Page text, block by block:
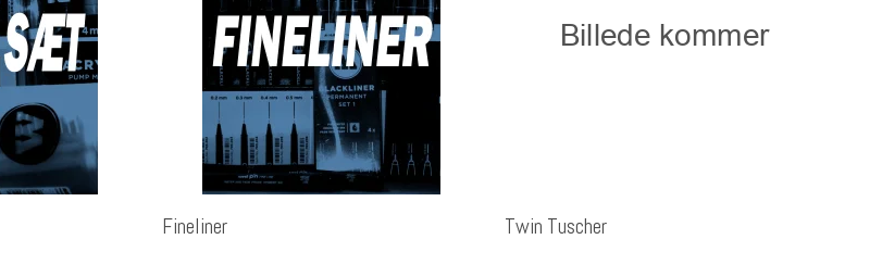
Fineliner Twin Tuscher